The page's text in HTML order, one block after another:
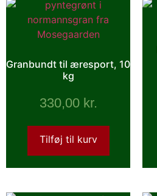
Granbundt til æresport, 10
kg
330,00 kr.
Tilføj til kurv